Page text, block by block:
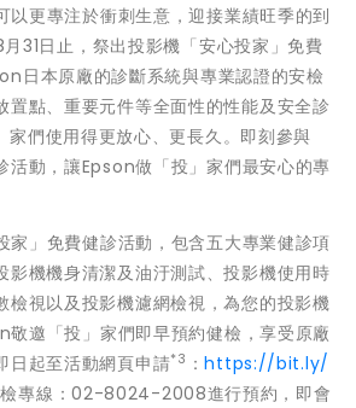
以更專注於衝刺生意，迎接業績旺季的到
31日止，祭出投影機「安心投家」免費
日本原廠的診斷系統與專業認證的安檢
置點、重要元件等全面性的性能及安全診
家們使用得更放心、更長久。即刻參與
活動，讓Epson做「投」家們最安心的專
家」免費健診活動，包含五大專業健診項
影機機身清潔及油汙測試、投影機使用時
檢視以及投影機濾網檢視，為您的投影機
敬邀「投」家們即早預約健檢，享受原廠
日起至活動網頁申請*3 ：https://bit.ly/
檢專線：02-8024-2008進行預約，即會